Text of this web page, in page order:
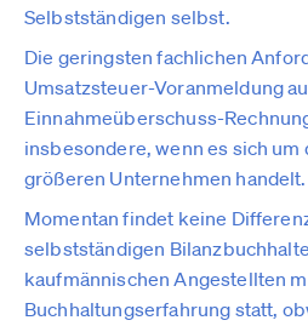
Selbstständigen selbst.
Die geringsten fachlichen
Umsatzsteuer-Voranmeldung
Einnahmeüberschuss-
insbesondere, wenn es sich
größeren Unternehmen handelt.
Momentan findet keine
selbstständigen
kaufmännischen Angestellten
Buchhaltungserfahrung statt,